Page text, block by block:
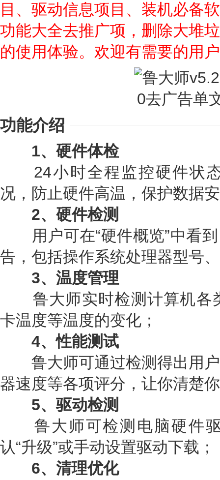
目、驱动信息项目、装机必备
功能大全去推广项，删除大堆
的使用体验。欢迎有需要的用
功能介绍
1、硬件体检
24小时全程监控硬件状态
况，防止硬件高温，保护数据
2、硬件检测
用户可在“硬件概览”中看到
告，包括操作系统处理器型号
3、温度管理
鲁大师实时检测计算机各
卡温度等温度的变化；
4、性能测试
鲁大师可通过检测得出用户
器速度等各项评分，让你清楚
5、驱动检测
鲁大师可检测电脑硬件驱
认“升级”或手动设置驱动下载；
6、清理优化